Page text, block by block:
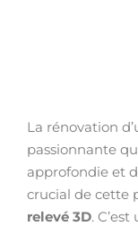
La rénovation
passionnante
approfondie et
crucial de cette
relevé 3D.